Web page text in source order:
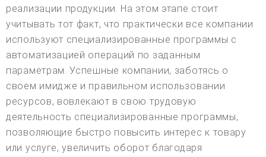
реализации продукции. На этом этапе стоит
учитывать тот факт, что практически все компании
используют специализированные программы с
автоматизацией операций по заданным
параметрам. Успешные компании, заботясь о
своем имидже и правильном использовании
ресурсов, вовлекают в свою трудовую
деятельность специализированные программы,
позволяющие быстро повысить интерес к товару
или услуге, увеличить оборот благодаря